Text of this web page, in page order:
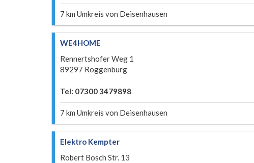
7 km Umkreis von Deisenhausen
WE4HOME
Rennertshofer Weg 1
89297 Roggenburg
Tel: 07300 3479898
7 km Umkreis von Deisenhausen
Elektro Kempter
Robert Bosch Str. 13